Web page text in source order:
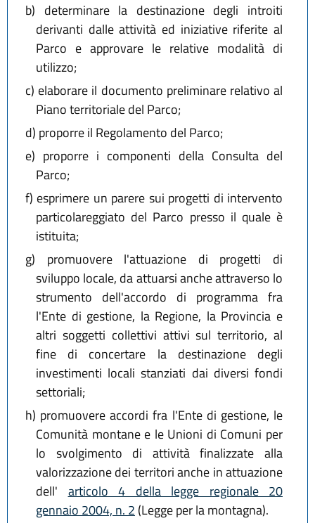
b) determinare la destinazione degli introiti
derivanti dalle attività ed iniziative riferite al
Parco e approvare le relative modalità di
utilizzo;
c) elaborare il documento preliminare relativo al
Piano territoriale del Parco;
d) proporre il Regolamento del Parco;
e) proporre i componenti della Consulta del
Parco;
f) esprimere un parere sui progetti di intervento
particolareggiato del Parco presso il quale è
istituita;
g) promuovere l'attuazione di progetti di
sviluppo locale, da attuarsi anche attraverso lo
strumento dell'accordo di programma fra
l'Ente di gestione, la Regione, la Provincia e
altri soggetti collettivi attivi sul territorio, al
fine di concertare la destinazione degli
investimenti locali stanziati dai diversi fondi
settoriali;
h) promuovere accordi fra l'Ente di gestione, le
Comunità montane e le Unioni di Comuni per
lo svolgimento di attività finalizzate alla
valorizzazione dei territori anche in attuazione
dell' articolo 4 della legge regionale 20
gennaio 2004, n. 2 (Legge per la montagna).